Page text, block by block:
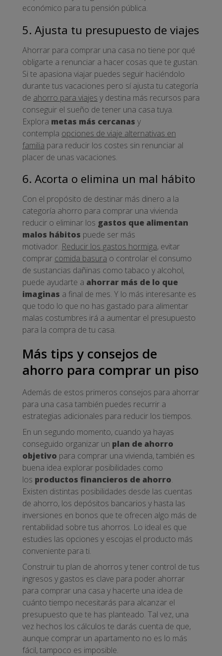
económico para tu pensión pública.
5. Ajusta tu presupuesto de viajes
Ahorrar para comprar una casa no tiene por qué
obligarte a renunciar a hacer cosas que te gustan.
Si te apasiona viajar puedes seguir haciéndolo
durante tus vacaciones pero sí ajusta tu categoría
de ahorro para viajes y destina más recursos para
conseguir el sueño de tener una casa tuya.
Explora metas más cercanas y
contempla opciones de viaje alternativas en
familia para reducir los costes sin renunciar al
placer de unas vacaciones.
6. Acorta o elimina un mal hábito
Con el propósito de destinar más dinero a la
categoría ahorro para comprar una vivienda
reducir o eliminar los gastos que alimentan
malos hábitos puede ser más
motivador. Reducir los gastos hormiga, evitar
comprar comida basura o controlar el consumo
de sustancias dañinas como tabaco y alcohol,
puede ayudarte a ahorrar más de lo que
imaginas a final de mes. Y lo más interesante es
que todo lo que no has gastado para alimentar
malas costumbres irá a aumentar el presupuesto
para la compra de tu casa.
Más tips y consejos de
ahorro para comprar un piso
Además de estos primeros consejos para ahorrar
para una casa también puedes recurrir a
estrategias adicionales para reducir los tiempos.
En un segundo momento, cuando ya hayas
conseguido organizar un plan de ahorro
objetivo para comprar una vivienda, también es
buena idea explorar posibilidades como
los productos financieros de ahorro.
Existen distintas posibilidades desde las cuentas
de ahorro, los depósitos bancarios y hasta las
inversiones en bonos que te ofrecen algo más de
rentabilidad sobre tus ahorros. Lo ideal es que
estudies las opciones y escojas el producto más
conveniente para ti.
Construir tu plan de ahorros y tener control de tus
ingresos y gastos es clave para poder ahorrar
para comprar una casa y hacerte una idea de
cuánto tiempo necesitarás para alcanzar el
presupuesto que te has planteado. Tal vez, una
vez hechos los cálculos te darás cuenta de que,
aunque comprar un apartamento no es lo más
fácil, tampoco es imposible.